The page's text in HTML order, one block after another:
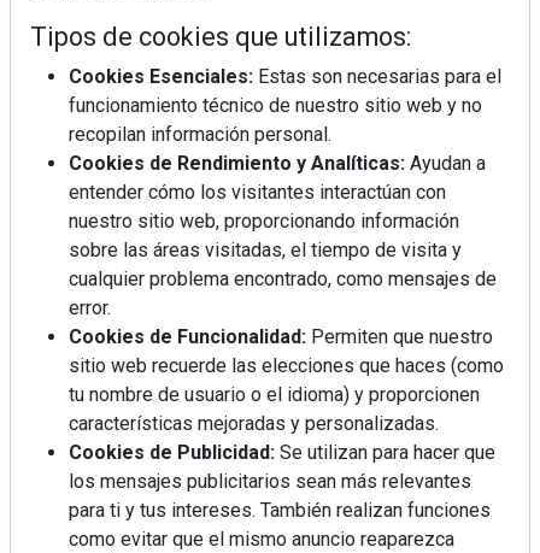
Regístrate y accede a contenidos
exclusivos
Tipos de cookies que utilizamos:
Cookies Esenciales: Estas son necesarias para el
funcionamiento técnico de nuestro sitio web y no
recopilan información personal.
Cookies de Rendimiento y Analíticas: Ayudan a
entender cómo los visitantes interactúan con
nuestro sitio web, proporcionando información
sobre las áreas visitadas, el tiempo de visita y
cualquier problema encontrado, como mensajes de
error.
Cookies de Funcionalidad: Permiten que nuestro
sitio web recuerde las elecciones que haces (como
tu nombre de usuario o el idioma) y proporcionen
características mejoradas y personalizadas.
Cookies de Publicidad: Se utilizan para hacer que
los mensajes publicitarios sean más relevantes
para ti y tus intereses. También realizan funciones
como evitar que el mismo anuncio reaparezca